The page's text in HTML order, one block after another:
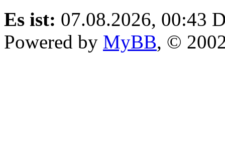
Es ist: 07.08.2026, 00:43
Powered by MyBB, ©